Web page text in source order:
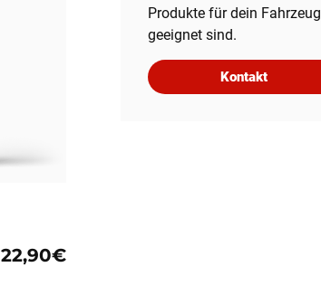
22,90€
Produkte für dein Fahrzeug
geeignet sind.
Kontakt